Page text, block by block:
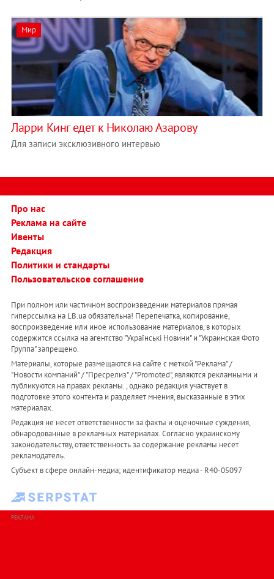
Мир
Ларри Кинг едет к Николаю Азарову
Для записи эксклюзивного интервью
Про нас
Реклама на сайте
Ивенты
Редакция
Политики и стандарты
Пользовательское соглашение
При полном или частичном воспроизведении материалов прямая
гиперссылка на LB.ua обязательна! Перепечатка, копирование,
воспроизведение или иное использование материалов, в которых
содержится ссылка на агентство "Українськi Новини" и "Украинская Фото
Группа" запрещено.
Материалы, которые размещаются на сайте с меткой "Реклама" /
"Новости компаний" / "Пресрелиз" / "Promoted", являются рекламными и
публикуются на правах рекламы. , однако редакция участвует в
подготовке этого контента и разделяет мнения, высказанные в этих
материалах.
Редакция не несет ответственности за факты и оценочные суждения,
обнародованные в рекламных материалах. Согласно украинскому
законодательству, ответственность за содержание рекламы несет
рекламодатель.
Субъект в сфере онлайн-медиа; идентификатор медиа - R40-05097
РЕКЛАМА